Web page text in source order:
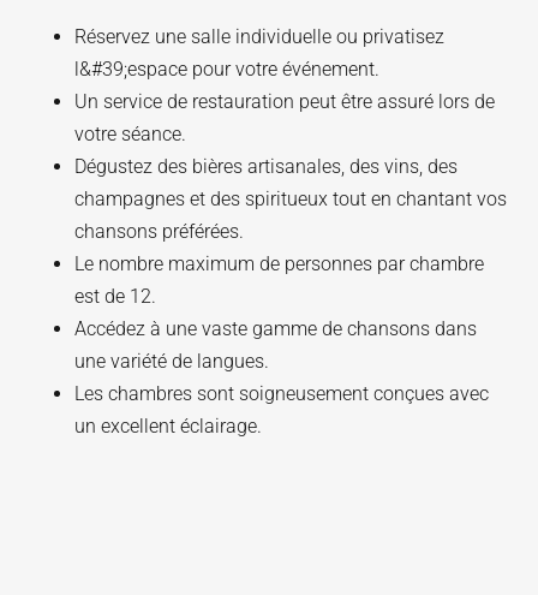
Réservez une salle individuelle ou privatisez
l&#39;espace pour votre événement.
Un service de restauration peut être assuré lors de
votre séance.
Dégustez des bières artisanales, des vins, des
champagnes et des spiritueux tout en chantant vos
chansons préférées.
Le nombre maximum de personnes par chambre
est de 12.
Accédez à une vaste gamme de chansons dans
une variété de langues.
Les chambres sont soigneusement conçues avec
un excellent éclairage.